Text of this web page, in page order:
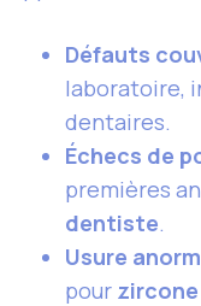
Défauts
laboratoire,
dentaires.
Échecs de
premières
dentiste.
Usure
pour zircone